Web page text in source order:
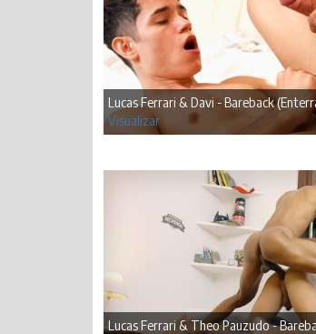
Lucas Ferrari & Davi - Bareback
Visualizar
Lucas Ferrari & Theo Pauzudo -